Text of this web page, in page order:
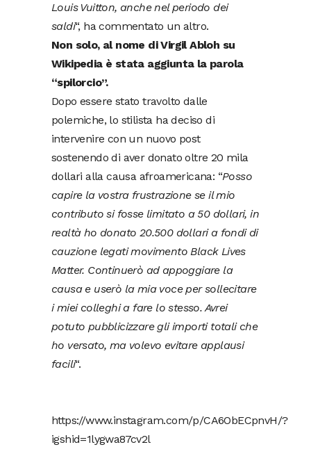
Louis Vuitton, anche nel periodo dei
saldi“, ha commentato un altro.
Non solo, al nome di Virgil Abloh su
Wikipedia è stata aggiunta la parola
“spilorcio”.
Dopo essere stato travolto dalle
polemiche, lo stilista ha deciso di
intervenire con un nuovo post
sostenendo di aver donato oltre 20 mila
dollari alla causa afroamericana: “Posso
capire la vostra frustrazione se il mio
contributo si fosse limitato a 50 dollari, in
realtà ho donato 20.500 dollari a fondi di
cauzione legati movimento Black Lives
Matter. Continuerò ad appoggiare la
causa e userò la mia voce per sollecitare
i miei colleghi a fare lo stesso. Avrei
potuto pubblicizzare gli importi totali che
ho versato, ma volevo evitare applausi
facili“.
https://www.instagram.com/p/CA6ObECpnvH/?
igshid=1lygwa87cv2l